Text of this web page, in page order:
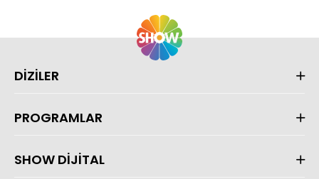
DİZİLER
PROGRAMLAR
SHOW DİJİTAL